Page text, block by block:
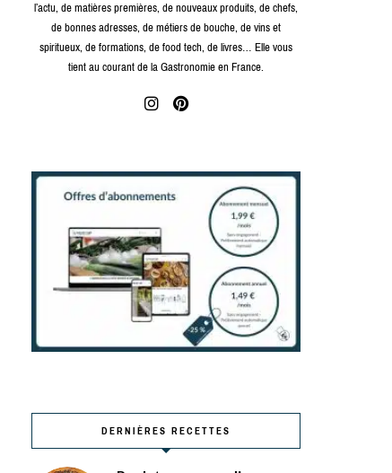
l’actu, de matières premières, de nouveaux produits, de chefs,
de bonnes adresses, de métiers de bouche, de vins et
spiritueux, de formations, de food tech, de livres… Elle vous
tient au courant de la Gastronomie en France.
DERNIÈRES RECETTES